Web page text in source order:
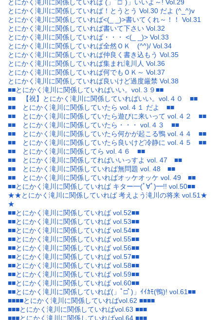
とにかく滝川に関係していれば (」ﾟ□ﾟ)」いいよ～! Vol.29
とにかく滝川に関係していれば！とうとう Vol.30 だよ (^_^)v
とにかく滝川に関係していれば<(_ _)>書いてくれ～！！ Vol.31
とにかく滝川に関係していれば書いて下さい Vol.32
とにかく滝川に関係していれば・・・ <(_ _)> Vol.33
とにかく滝川に関係していれば全然ＯＫ (^^)/ Vol.34
とにかく滝川に関係していれば仲良く書き込もう Vol.35
とにかく滝川に関係していれば集まれ滝川人 Vol.36
とにかく滝川に関係していれば何でもＯＫ～ Vol.37
とにかく滝川に関係していれば良いけど過度厳禁 Vol.38
■■とにかく滝川に関係していればいい。vol.３９■■
■■ 【祝】とにかく滝川に関係していればいい。vol.４０ ■■
■■ とにかく滝川に関係していたら vol.４１ だよ ■■
■■ とにかく滝川に関係していたら遊びに来いって vol.４２ ■■
■■ とにかく滝川に関係していたら・・・ vol.４３ ■■
■■ とにかく滝川に関係していたら何かが起こる鴨 vol.４４ ■■
■■ とにかく滝川に関係していたら良いけど冷静に vol.４５ ■■
■■ とにかく滝川に関係してら vol.４６ ■■
■■ とにかく滝川に関係してればいいっすよ vol. 47 ■■
■■ とにかく滝川に関係していれば無問題 vol. 48 ■■
■■ とにかく滝川に関係していればオッケオッケ vol. 49 ■■
■■とにかく滝川に関係していれば キター━(ﾟ∀ﾟ)━!! vol.50■■
★★とにかく滝川に関係していれば 考えよう滝川の将来 vol.51★
★
■■とにかく滝川に関係していれば vol.52■■
■■とにかく滝川に関係していれば vol.53■■
■■とにかく滝川に関係していれば vol.54■■
■■とにかく滝川に関係していれば vol.55■■
■■とにかく滝川に関係していれば vol.56■■
■■とにかく滝川に関係していれば vol.57■■
■■とにかく滝川に関係していれば vol.58■■
■■とにかく滝川に関係していれば vol.59■■
■■とにかく滝川に関係していれば vol.60■■
■■とにかく滝川に関係していれば(」ﾟ□ﾟ)」ｲｲｶﾓ(鴨)! vol.61■■
■■■■とにかく滝川に関係していればvol.62 ■■■■
■■■とにかく滝川に関係していればvol.63 ■■■
■■■とにかく滝川に関係していればvol.64 ■■■